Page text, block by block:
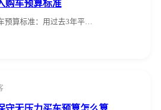
购车预算标准
预算标准：用过去3年平…